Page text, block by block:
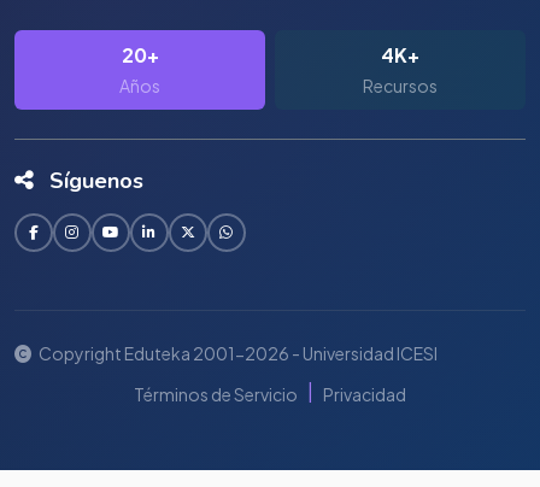
20+
Años
4K+
Recursos
Síguenos
Copyright Eduteka 2001-2026 - Universidad ICESI
Términos de Servicio | Privacidad